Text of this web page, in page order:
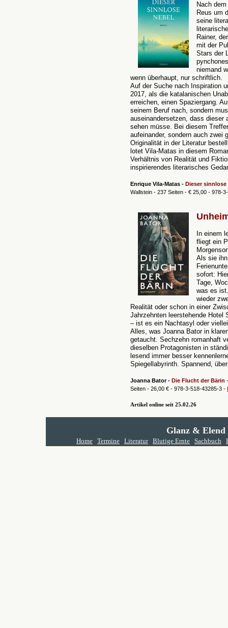
Nach
Reus um
seine
Rainer,
mit der
Stars der
niemand
wenn überhaupt, nur schriftlich.
Auf der Suche nach Inspiration
2017, als die katalanischen
erreichen, einen Spaziergang.
seinem Beruf nach, sondern
auseinandersetzen, dass dieser
sehen müsse. Bei diesem
aufeinander, sondern auch zwei
Originalität in der Literatur
lotet Vila-Matas in diesem
Verhältnis von Realität und
inspirierendes literarisches
Enrique Vila-Matas - Dieser sinnlose
Wallstein - 237 Seiten - € 25,00 - 978-
In einem
fliegt ein
Als sie
sofort:
Tage,
was es
wieder
Realität oder schon in einer
Jahrzehnten leerstehende
– ist es ein Nachtasyl oder
Alles, was Joanna Bator in
getaucht. Sechzehn romanhaft
dieselben Protagonisten in
lesend immer besser
Spiegellabyrinth. Spannend,
Joanna Bator - Die Flucht der Bärin
Seiten - 26,00 € - 978-3-518-43285-3 -
Artikel online seit 25.02.26
Glanz & Elend
Home Termine Literatur Blutige Ernte Sachbuch